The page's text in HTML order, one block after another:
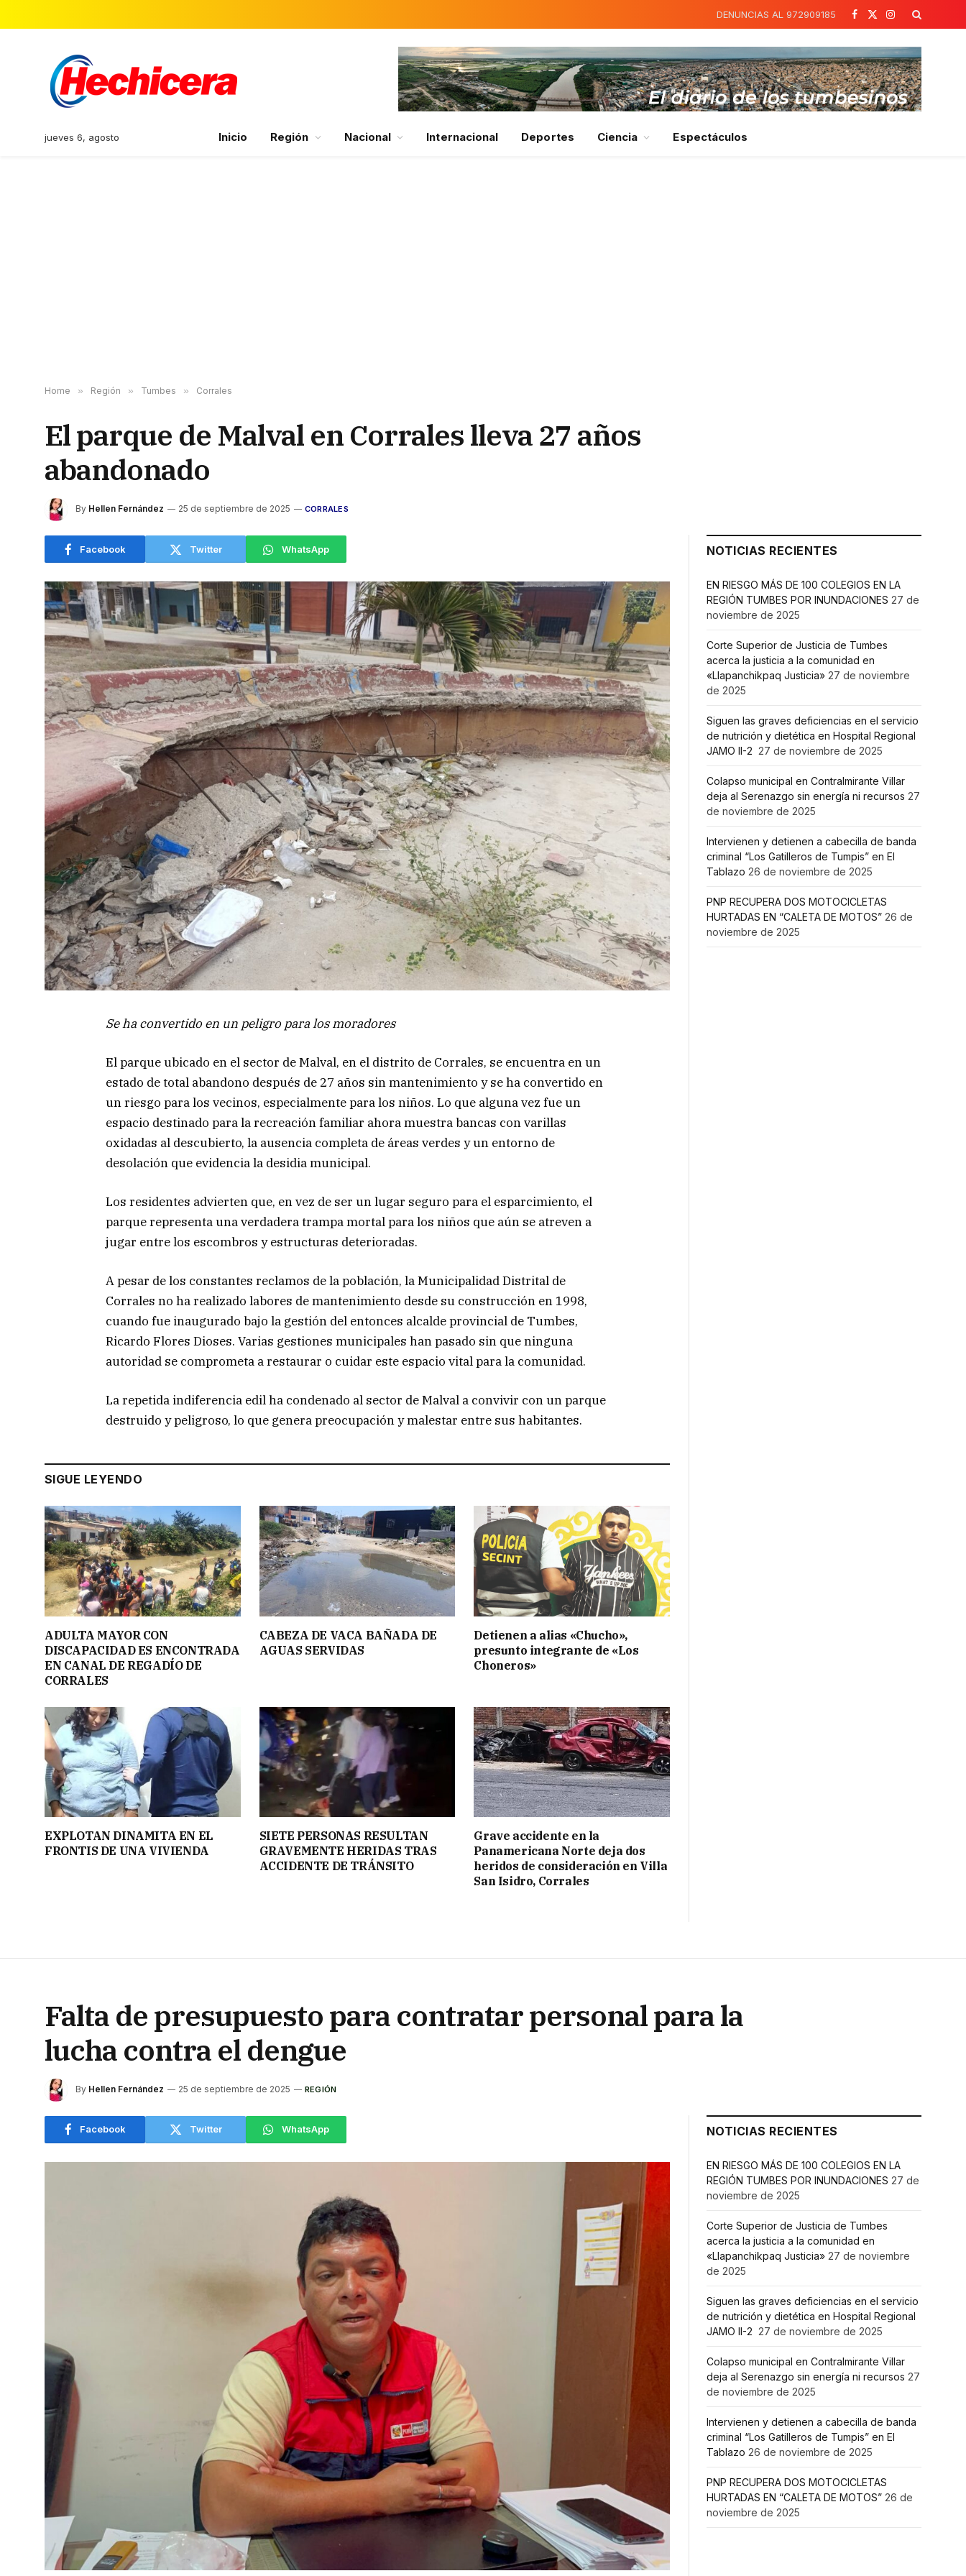
DENUNCIAS AL 972909185
Facebook
X
Instagram
jueves 6, agosto Inicio Región Nacional Internacional Deportes Ciencia Espectáculos
Home » Región » Tumbes » Corrales
El parque de Malval en Corrales lleva 27 años
abandonado
By Hellen Fernández 25 de septiembre de 2025 CORRALES
Facebook Twitter WhatsApp
Se ha convertido en un peligro para los moradores
El parque ubicado en el sector de Malval, en el distrito de Corrales, se encuentra en un
estado de total abandono después de 27 años sin mantenimiento y se ha convertido en
un riesgo para los vecinos, especialmente para los niños. Lo que alguna vez fue un
espacio destinado para la recreación familiar ahora muestra bancas con varillas
oxidadas al descubierto, la ausencia completa de áreas verdes y un entorno de
desolación que evidencia la desidia municipal.
Los residentes advierten que, en vez de ser un lugar seguro para el esparcimiento, el
parque representa una verdadera trampa mortal para los niños que aún se atreven a
jugar entre los escombros y estructuras deterioradas.
A pesar de los constantes reclamos de la población, la Municipalidad Distrital de
Corrales no ha realizado labores de mantenimiento desde su construcción en 1998,
cuando fue inaugurado bajo la gestión del entonces alcalde provincial de Tumbes,
Ricardo Flores Dioses. Varias gestiones municipales han pasado sin que ninguna
autoridad se comprometa a restaurar o cuidar este espacio vital para la comunidad.
La repetida indiferencia edil ha condenado al sector de Malval a convivir con un parque
destruido y peligroso, lo que genera preocupación y malestar entre sus habitantes.
SIGUE LEYENDO
ADULTA MAYOR CON
DISCAPACIDAD ES ENCONTRADA
EN CANAL DE REGADÍO DE
CORRALES
CABEZA DE VACA BAÑADA DE
AGUAS SERVIDAS
Detienen a alias «Chucho»,
presunto integrante de «Los
Choneros»
EXPLOTAN DINAMITA EN EL
FRONTIS DE UNA VIVIENDA
SIETE PERSONAS RESULTAN
GRAVEMENTE HERIDAS TRAS
ACCIDENTE DE TRÁNSITO
Grave accidente en la
Panamericana Norte deja dos
heridos de consideración en Villa
San Isidro, Corrales
NOTICIAS RECIENTES
EN RIESGO MÁS DE 100 COLEGIOS EN LA
REGIÓN TUMBES POR INUNDACIONES 27 de
noviembre de 2025
Corte Superior de Justicia de Tumbes
acerca la justicia a la comunidad en
«Llapanchikpaq Justicia» 27 de noviembre
de 2025
Siguen las graves deficiencias en el servicio
de nutrición y dietética en Hospital Regional
JAMO II-2 27 de noviembre de 2025
Colapso municipal en Contralmirante Villar
deja al Serenazgo sin energía ni recursos 27
de noviembre de 2025
Intervienen y detienen a cabecilla de banda
criminal “Los Gatilleros de Tumpis” en El
Tablazo 26 de noviembre de 2025
PNP RECUPERA DOS MOTOCICLETAS
HURTADAS EN “CALETA DE MOTOS” 26 de
noviembre de 2025
Falta de presupuesto para contratar personal para la
lucha contra el dengue
By Hellen Fernández 25 de septiembre de 2025 REGIÓN
Facebook Twitter WhatsApp NOTICIAS RECIENTES
EN RIESGO MÁS DE 100 COLEGIOS EN LA
REGIÓN TUMBES POR INUNDACIONES 27 de
noviembre de 2025
Corte Superior de Justicia de Tumbes
acerca la justicia a la comunidad en
«Llapanchikpaq Justicia» 27 de noviembre
de 2025
Siguen las graves deficiencias en el servicio
de nutrición y dietética en Hospital Regional
JAMO II-2 27 de noviembre de 2025
Colapso municipal en Contralmirante Villar
deja al Serenazgo sin energía ni recursos 27
de noviembre de 2025
Intervienen y detienen a cabecilla de banda
criminal “Los Gatilleros de Tumpis” en El
Tablazo 26 de noviembre de 2025
PNP RECUPERA DOS MOTOCICLETAS
HURTADAS EN “CALETA DE MOTOS” 26 de
noviembre de 2025